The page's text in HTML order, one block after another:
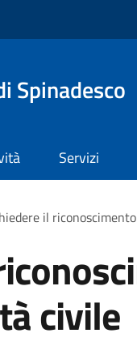
Spinadesco
Servizi
il
civile